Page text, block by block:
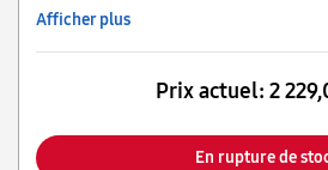
Afficher plus
Prix actuel: 2
En rupture de